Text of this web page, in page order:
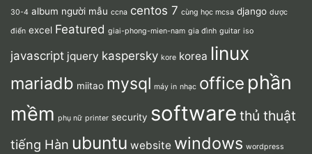
30-4 album người mẫu ccna centos 7 cùng học mcsa django dược
điển excel Featured giai-phong-mien-nam gia đình guitar iso
javascript jquery kaspersky kore korea linux
mariadb miitao mysql máy in nhạc office phần
mềm phụ nữ printer security software thủ thuật
tiếng Hàn ubuntu website windows wordpress